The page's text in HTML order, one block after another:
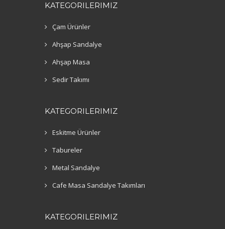
KATEGORILERIMIZ
Çam Ürünler
Ahşap Sandalye
Ahşap Masa
Sedir Takımı
KATEGORILERIMIZ
Eskitme Ürünler
Tabureler
Metal Sandalye
Cafe Masa Sandalye Takımları
KATEGORILERIMIZ